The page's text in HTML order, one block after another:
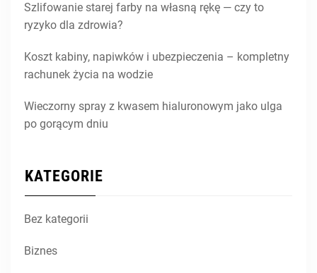
Szlifowanie starej farby na własną rękę — czy to
ryzyko dla zdrowia?
Koszt kabiny, napiwków i ubezpieczenia – kompletny
rachunek życia na wodzie
Wieczorny spray z kwasem hialuronowym jako ulga
po gorącym dniu
KATEGORIE
Bez kategorii
Biznes